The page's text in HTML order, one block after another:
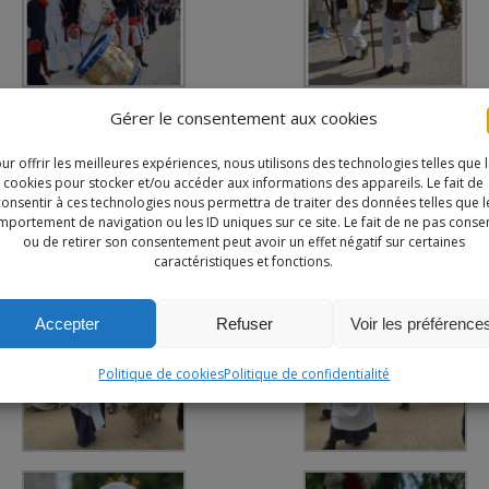
Gérer le consentement aux cookies
offrir les meilleures expériences, nous utilisons des technologies telles que
cookies pour stocker et/ou accéder aux informations des appareils. Le fait de
à ces technologies nous permettra de traiter des données telles que
de navigation ou les ID uniques sur ce site. Le fait de ne pas
ou de retirer son consentement peut avoir un effet négatif sur certaines
caractéristiques et fonctions.
Accepter Refuser Voir les
Politique de cookiesPolitique de confidentialité
Notre site utilise des cookies à des fins de personnalisation de
dans ses différents services. En utilisant ces derniers,
acceptez l'utilisation des cookies.